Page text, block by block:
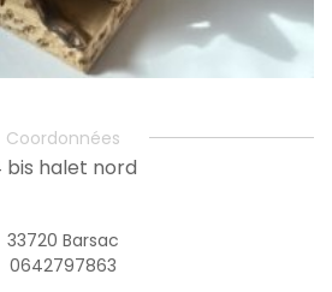
Coordonnées
bis halet nord
33720 Barsac
0642797863